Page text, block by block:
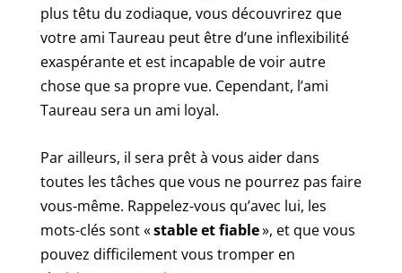
plus têtu du zodiaque, vous découvrirez que
votre ami Taureau peut être d’une inflexibilité
exaspérante et est incapable de voir autre
chose que sa propre vue. Cependant, l’ami
Taureau sera un ami loyal.
Par ailleurs, il sera prêt à vous aider dans
toutes les tâches que vous ne pourrez pas faire
vous-même. Rappelez-vous qu’avec lui, les
mots-clés sont «stable et fiable», et que vous
pouvez difficilement vous tromper en